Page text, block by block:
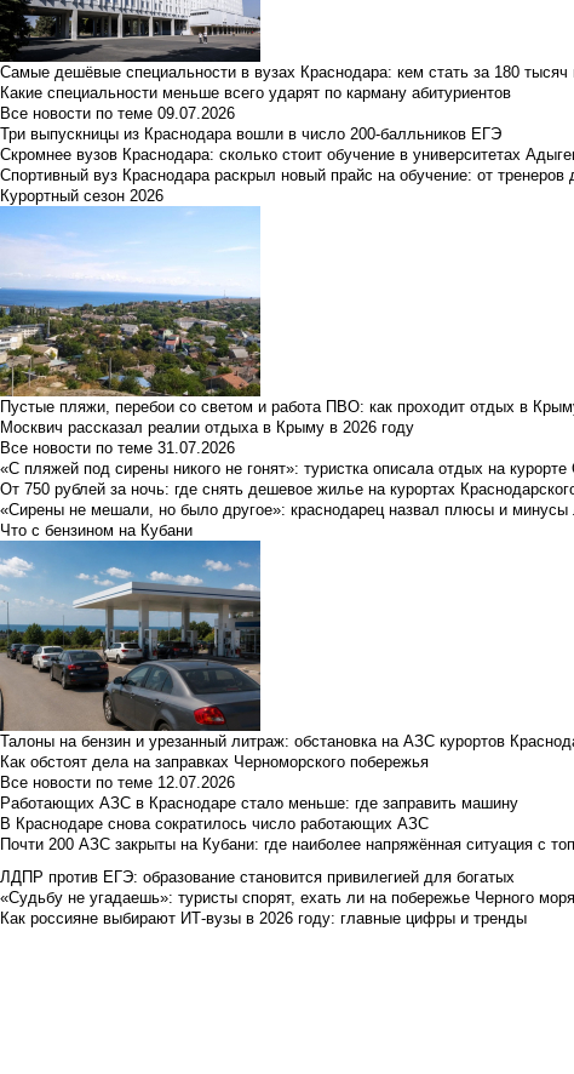
Самые дешёвые специальности в вузах Краснодара: кем стать за 180 тысяч
Какие специальности меньше всего ударят по карману абитуриентов
Все новости по теме 09.07.2026
Три выпускницы из Краснодара вошли в число 200-балльников ЕГЭ
Скромнее вузов Краснодара: сколько стоит обучение в университетах
Спортивный вуз Краснодара раскрыл новый прайс на обучение: от тренеров
Курортный сезон 2026
Пустые пляжи, перебои со светом и работа ПВО: как проходит отдых в
Москвич рассказал реалии отдыха в Крыму в 2026 году
Все новости по теме 31.07.2026
«С пляжей под сирены никого не гонят»: туристка описала отдых на курорте
От 750 рублей за ночь: где снять дешевое жилье на курортах
«Сирены не мешали, но было другое»: краснодарец назвал плюсы и минусы
Что с бензином на Кубани
Талоны на бензин и урезанный литраж: обстановка на АЗС курортов
Как обстоят дела на заправках Черноморского побережья
Все новости по теме 12.07.2026
Работающих АЗС в Краснодаре стало меньше: где заправить машину
В Краснодаре снова сократилось число работающих АЗС
Почти 200 АЗС закрыты на Кубани: где наиболее напряжённая ситуация с
ЛДПР против ЕГЭ: образование становится привилегией для богатых
«Судьбу не угадаешь»: туристы спорят, ехать ли на побережье Черного
Как россияне выбирают ИТ-вузы в 2026 году: главные цифры и тренды